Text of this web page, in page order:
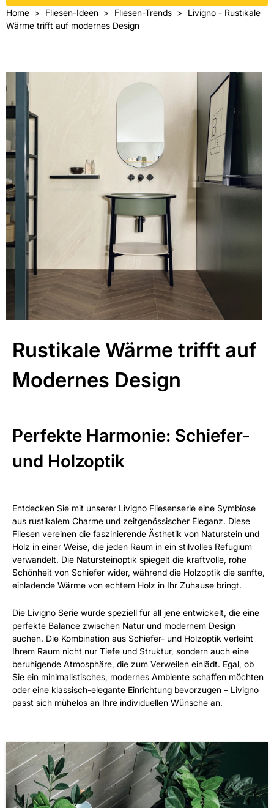
Home Fliesen-Ideen Fliesen-Trends
Livigno - Rustikale
Wärme trifft auf modernes Design
Rustikale Wärme trifft auf
Modernes Design
Perfekte Harmonie: Schiefer-
und Holzoptik
Entdecken Sie mit unserer Livigno Fliesenserie eine Symbiose
aus rustikalem Charme und zeitgenössischer Eleganz. Diese
Fliesen vereinen die faszinierende Ästhetik von Naturstein und
Holz in einer Weise, die jeden Raum in ein stilvolles Refugium
verwandelt. Die Natursteinoptik spiegelt die kraftvolle, rohe
Schönheit von Schiefer wider, während die Holzoptik die sanfte,
einladende Wärme von echtem Holz in Ihr Zuhause bringt.
Die Livigno Serie wurde speziell für all jene entwickelt, die eine
perfekte Balance zwischen Natur und modernem Design
suchen. Die Kombination aus Schiefer- und Holzoptik verleiht
Ihrem Raum nicht nur Tiefe und Struktur, sondern auch eine
beruhigende Atmosphäre, die zum Verweilen einlädt. Egal, ob
Sie ein minimalistisches, modernes Ambiente schaffen möchten
oder eine klassisch-elegante Einrichtung bevorzugen – Livigno
passt sich mühelos an Ihre individuellen Wünsche an.